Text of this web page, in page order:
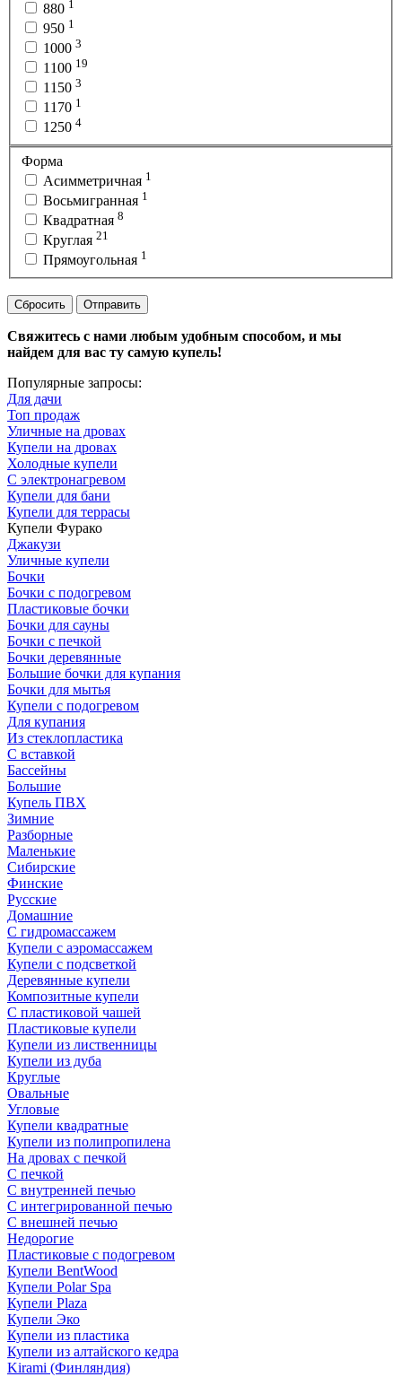
880 1
950 1
1000 3
1100 19
1150 3
1170 1
1250 4
Форма
Асимметричная 1
Восьмигранная 1
Квадратная 8
Круглая 21
Прямоугольная 1
Сбросить Отправить
Свяжитесь с нами любым удобным способом, и мы
найдем для вас ту самую купель!
Популярные запросы:
Для дачи
Топ продаж
Уличные на дровах
Купели на дровах
Холодные купели
С электронагревом
Купели для бани
Купели для террасы
Купели Фурако
Джакузи
Уличные купели
Бочки
Бочки с подогревом
Пластиковые бочки
Бочки для сауны
Бочки с печкой
Бочки деревянные
Большие бочки для купания
Бочки для мытья
Купели с подогревом
Для купания
Из стеклопластика
С вставкой
Бассейны
Большие
Купель ПВХ
Зимние
Разборные
Маленькие
Сибирские
Финские
Русские
Домашние
С гидромассажем
Купели с аэромассажем
Купели с подсветкой
Деревянные купели
Композитные купели
С пластиковой чашей
Пластиковые купели
Купели из лиственницы
Купели из дуба
Круглые
Овальные
Угловые
Купели квадратные
Купели из полипропилена
На дровах с печкой
С печкой
С внутренней печью
С интегрированной печью
С внешней печью
Недорогие
Пластиковые с подогревом
Купели BentWood
Купели Polar Spa
Купели Plaza
Купели Эко
Купели из пластика
Купели из алтайского кедра
Kirami (Финляндия)